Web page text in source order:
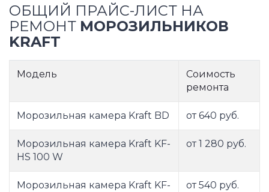
ОБЩИЙ ПРАЙС-ЛИСТ НА
РЕМОНТ МОРОЗИЛЬНИКОВ
KRAFT
Модель
Соимость
ремонта
Морозильная камера Kraft BD от 640 руб.
Морозильная камера Kraft KF-
HS 100 W
от 1 280 руб.
Морозильная камера Kraft KF-
от 540 руб.